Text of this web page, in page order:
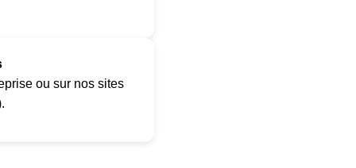
ou sur nos sites